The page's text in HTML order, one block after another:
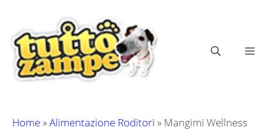
contenuto
Home»Alimentazione Roditori » Mangimi Wellness